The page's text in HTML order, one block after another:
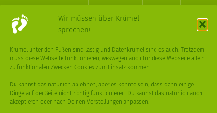
Wir müssen über Krümel
sprechen!
Krümel unter den Füßen sind lästig und Datenkrümel sind es auch. Trotzdem
muss diese Webseite funktionieren, weswegen auch für diese Webseite allein
zu funktionalen Zwecken Cookies zum Einsatz kommen.
Du kannst das natürlich ablehnen, aber es könnte sein, dass dann einige
Dinge auf der Seite nicht richtig funktionieren. Du kannst das natürlich auch
akzeptieren oder nach Deinen Vorstellungen anpassen.
TREND UPCYCLING VEGAN
WEIHNACHTSBAUM WINTER